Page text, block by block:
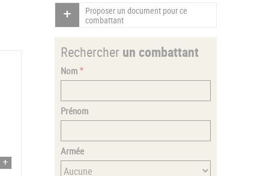
Proposer un document pour ce
combattant
Rechercher un combattant
Nom
Prénom
Armée